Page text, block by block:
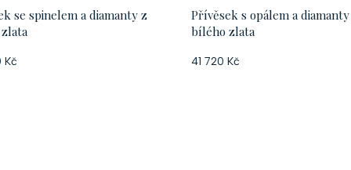
se spinelem a diamanty z
Kč
Přívěsek s opálem a
bílého zlata
41 720 Kč